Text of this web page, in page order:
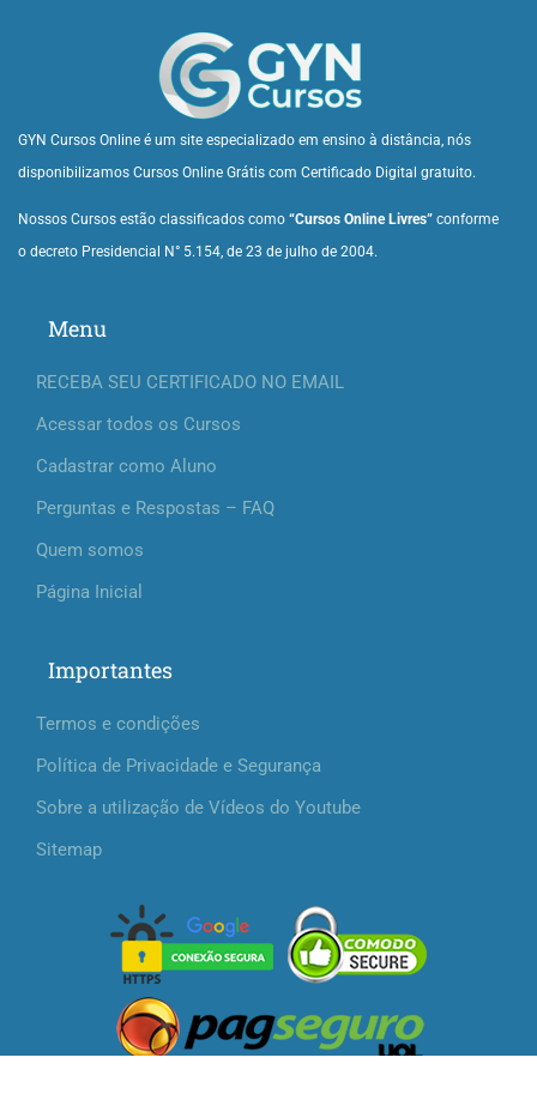
GYN Cursos Online é um site especializado em ensino à distância, nós
disponibilizamos Cursos Online Grátis com Certificado Digital gratuito.
Nossos Cursos estão classificados como “Cursos Online Livres” conforme
o decreto Presidencial N° 5.154, de 23 de julho de 2004.
Menu
RECEBA SEU CERTIFICADO NO EMAIL
Acessar todos os Cursos
Cadastrar como Aluno
Perguntas e Respostas – FAQ
Quem somos
Página Inicial
Importantes
Termos e condições
Política de Privacidade e Segurança
Sobre a utilização de Vídeos do Youtube
Sitemap